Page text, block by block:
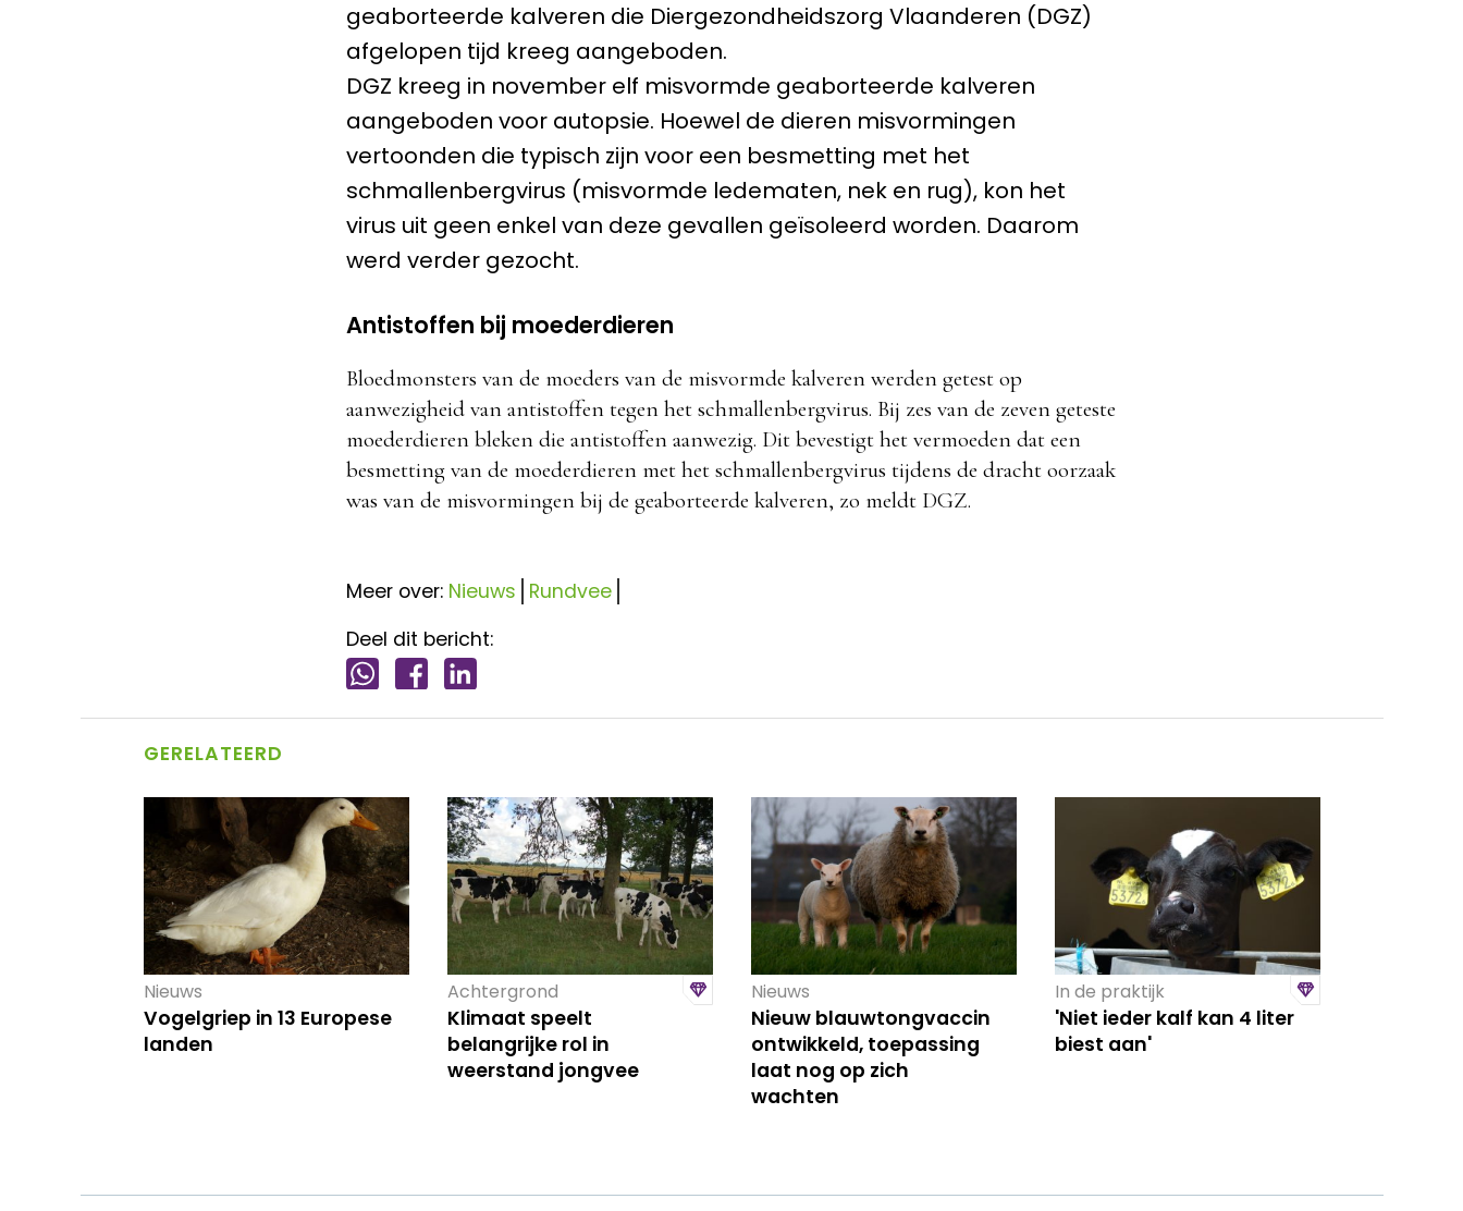
geaborteerde kalveren die Diergezondheidszorg Vlaanderen (DGZ)
afgelopen tijd kreeg aangeboden.
DGZ kreeg in november elf misvormde geaborteerde kalveren
aangeboden voor autopsie. Hoewel de dieren misvormingen
vertoonden die typisch zijn voor een besmetting met het
schmallenbergvirus (misvormde ledematen, nek en rug), kon het
virus uit geen enkel van deze gevallen geïsoleerd worden. Daarom
werd verder gezocht.
Antistoffen bij moederdieren
Bloedmonsters van de moeders van de misvormde kalveren werden getest op
aanwezigheid van antistoffen tegen het schmallenbergvirus. Bij zes van de zeven geteste
moederdieren bleken die antistoffen aanwezig. Dit bevestigt het vermoeden dat een
besmetting van de moederdieren met het schmallenbergvirus tijdens de dracht oorzaak
was van de misvormingen bij de geaborteerde kalveren, zo meldt DGZ.
Meer over: Nieuws Rundvee
Deel dit bericht:
GERELATEERD
Nieuws
Vogelgriep in 13 Europese
landen
Achtergrond
Klimaat speelt
belangrijke rol in
weerstand jongvee
Nieuws
Nieuw blauwtongvaccin
ontwikkeld, toepassing
laat nog op zich
wachten
In de praktijk
'Niet ieder kalf kan 4 liter
biest aan'